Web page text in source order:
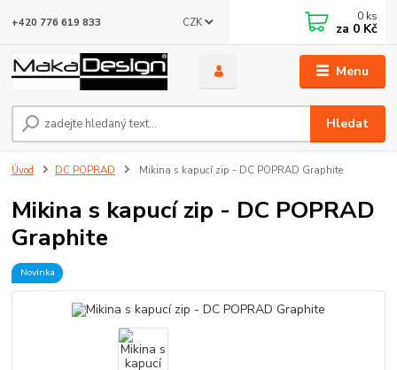
Menu
CZK
Hledat
+420 776 619 833 0 ks
za 0 Kč
Úvod DC POPRAD Mikina s kapucí zip - DC POPRAD Graphite
Mikina s kapucí zip - DC POPRAD
Graphite
Novinka